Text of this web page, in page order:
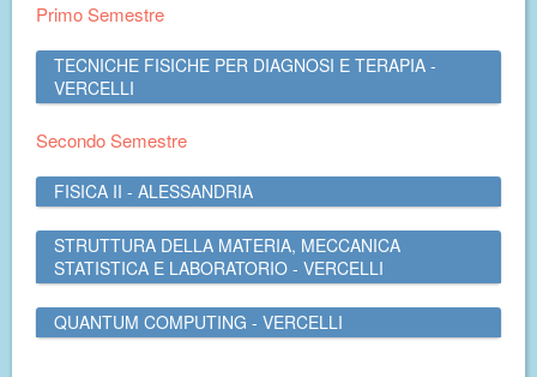
Primo Semestre
TECNICHE FISICHE PER DIAGNOSI E TERAPIA -
VERCELLI
Secondo Semestre
FISICA II - ALESSANDRIA
STRUTTURA DELLA MATERIA, MECCANICA
STATISTICA E LABORATORIO - VERCELLI
QUANTUM COMPUTING - VERCELLI